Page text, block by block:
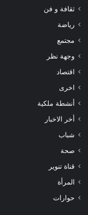
ثقافة و فن
رياضة
مجتمع
وجهة نظر
اقتصاد
اخرى
أنشطة ملكية
أخر الاخبار
شباب
صحة
قناة تنوير
المرأة
حوارات